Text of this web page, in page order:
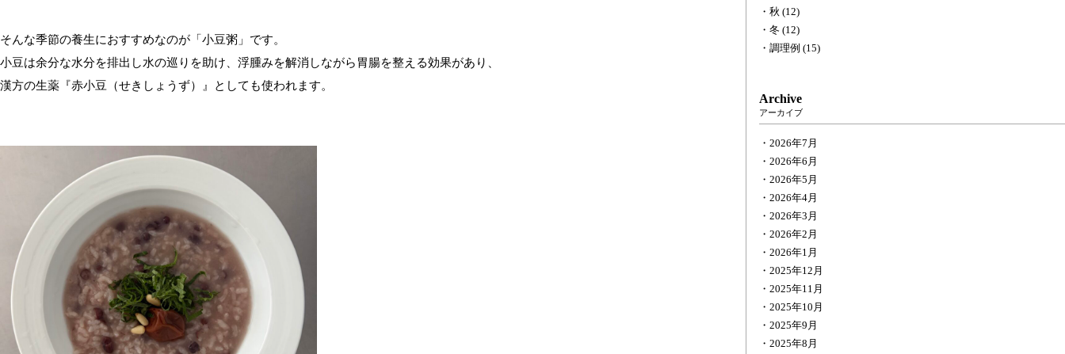
そんな季節の養生におすすめなのが「小豆粥」です。
小豆は余分な水分を排出し水の巡りを助け、浮腫みを解消しながら胃腸を整える効果があり、
漢方の生薬『赤小豆（せきしょうず）』としても使われます。
秋 (12)
冬 (12)
調理例 (15)
Archive
アーカイブ
2026年7月
2026年6月
2026年5月
2026年4月
2026年3月
2026年2月
2026年1月
2025年12月
2025年11月
2025年10月
2025年9月
2025年8月